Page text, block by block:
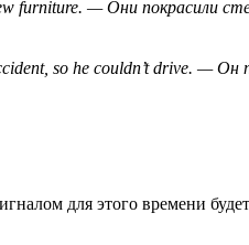
furniture. — Они покрасили
so he couldn’t drive. —
для этого времени